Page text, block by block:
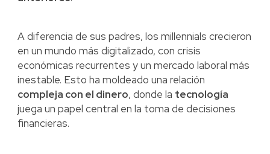
A diferencia de sus padres, los millennials crecieron
en un mundo más digitalizado, con crisis
económicas recurrentes y un mercado laboral más
inestable. Esto ha moldeado una relación
compleja con el dinero, donde la tecnología
juega un papel central en la toma de decisiones
financieras.